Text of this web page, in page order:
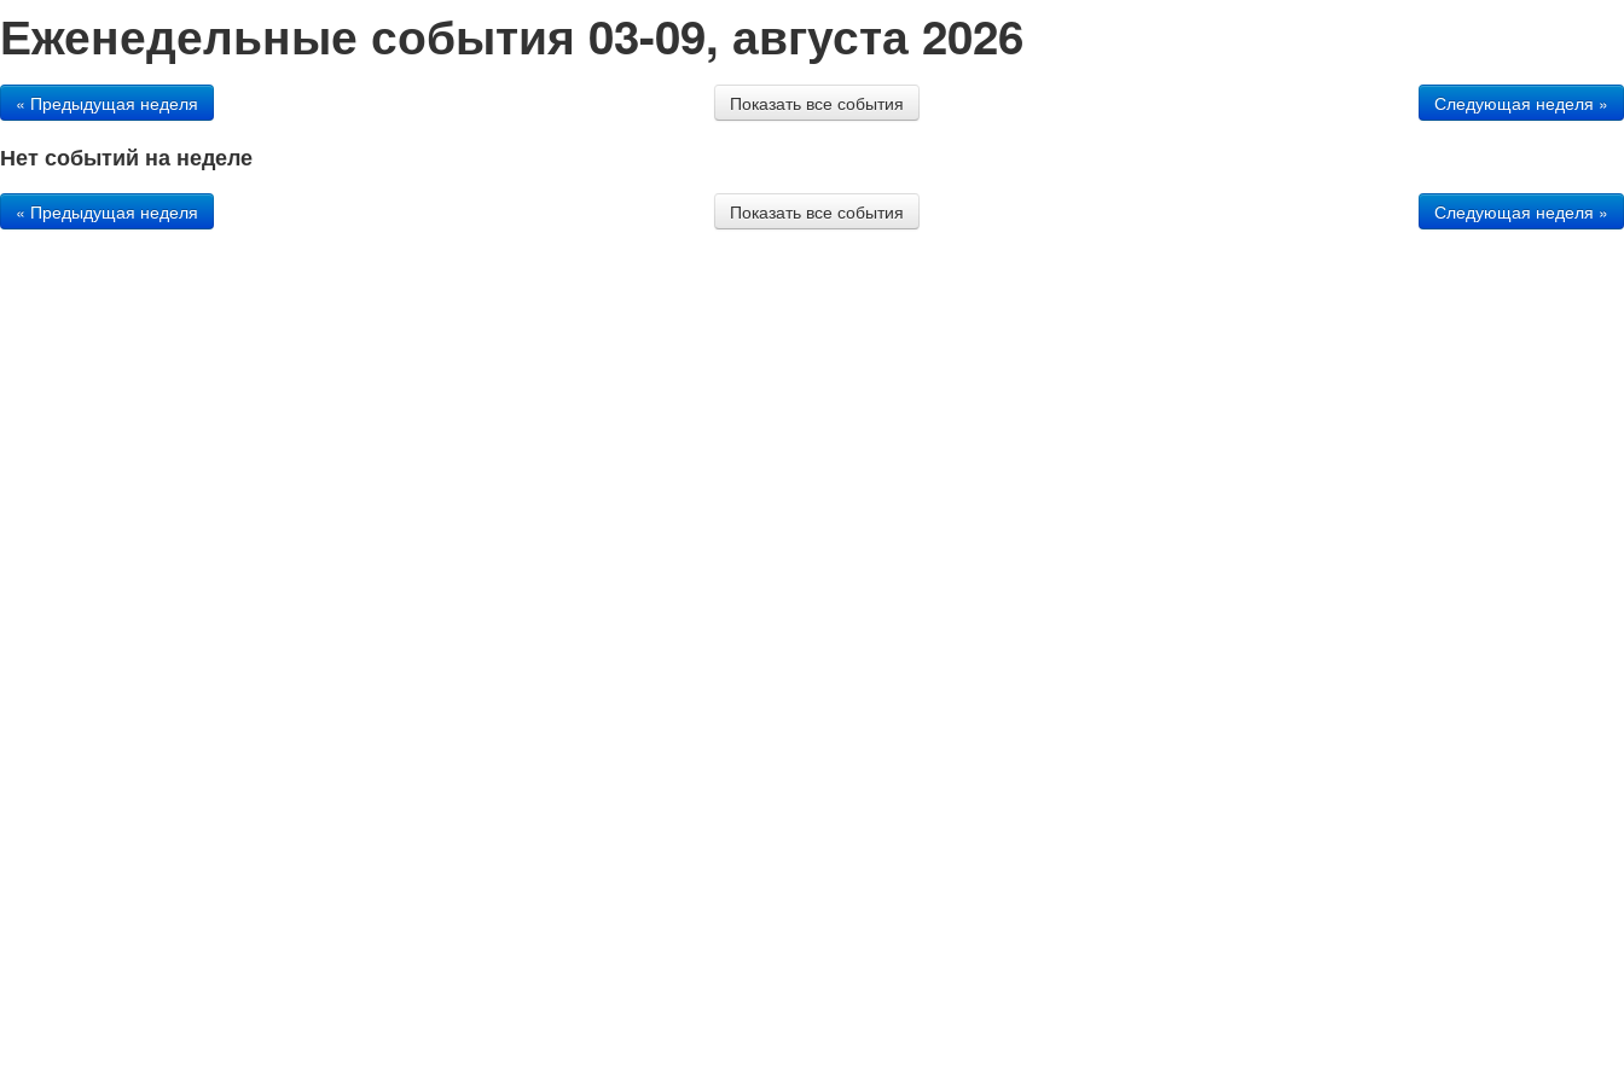
Еженедельные события 03-09, августа 2026
« Предыдущая неделя Показать все события Следующая неделя »
Нет событий на неделе
« Предыдущая неделя Показать все события Следующая неделя »